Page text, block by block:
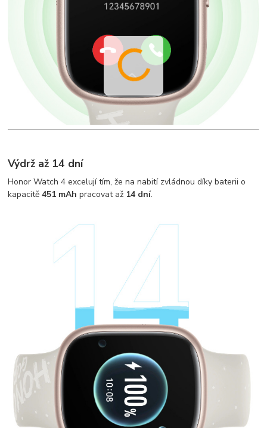
Výdrž až 14 dní
Honor Watch 4 excelují tím, že na nabití zvládnou díky baterii o
kapacitě451 mAh pracovat až 14 dní.